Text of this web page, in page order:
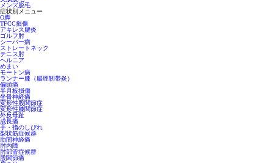
メンズ脱毛
症状別メニュー
O脚
TFCC損傷
アキレス腱炎
ゴルフ肘
シーバー病
ストレートネック
テニス肘
ヘルニア
めまい
モートン病
ランナー膝（腸脛靭帯炎）
偏頭痛
半月板損傷
坐骨神経痛
変形性股関節症
変形性膝関節症
外反母趾
成長痛
手・指のしびれ
梨状筋症候群
肋間神経痛
肘内障
肘部管症候群
股関節痛